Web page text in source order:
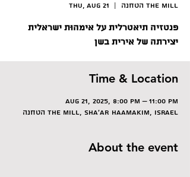
Thu, Aug 21
  |
הטחנה The Mill
פנטזיה תיאטרלית על אימהוּת ישראלית
יצירתה של אירית בשן
Time & Location
Aug 21, 2025, 8:00 PM – 11:00 PM
הטחנה The Mill, Sha'ar HaAmakim, Israel
About the event